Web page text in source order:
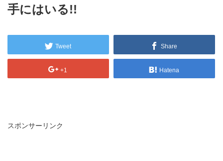
手にはいる!!
Tweet Share
+1 Hatena
スポンサーリンク